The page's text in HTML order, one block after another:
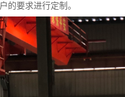
的要求进行定制。